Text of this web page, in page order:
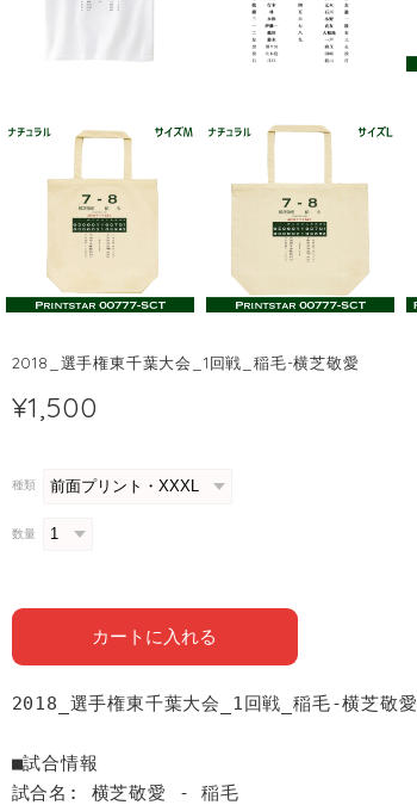
2018_選手権東千葉大会_1回戦_稲毛-横芝敬愛
¥1,500
種類
数量
カートに入れる
2018_選手権東千葉大会_1回戦_稲毛-横芝敬愛
■試合情報
試合名: 横芝敬愛 - 稲毛